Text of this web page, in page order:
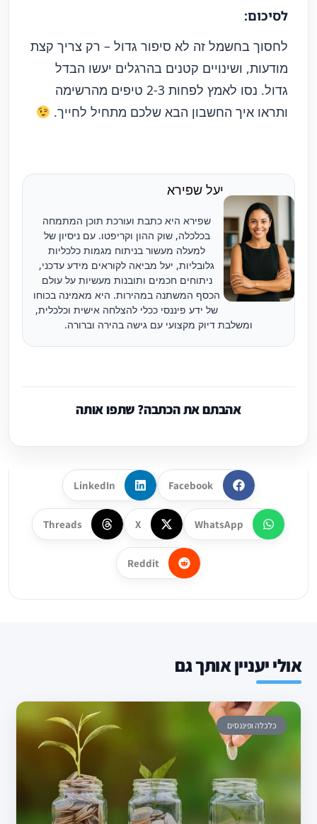
לסיכום:
לחסוך בחשמל זה לא סיפור גדול – רק צריך קצת
מודעות, ושינויים קטנים בהרגלים יעשו הבדל
גדול. נסו לאמץ לפחות 2-3 טיפים מהרשימה
ותראו איך החשבון הבא שלכם מתחיל לחייך.
יעל שפירא
שפירא היא כתבת ועורכת תוכן המתמחה
בכלכלה, שוק ההון וקריפטו. עם ניסיון של
למעלה מעשור בניתוח מגמות כלכליות
גלובליות, יעל מביאה לקוראים מידע עדכני,
ניתוחים חכמים ותובנות מעשיות על עולם
הכסף המשתנה במהירות. היא מאמינה בכוחו
של ידע פיננסי ככלי להצלחה אישית וכלכלית,
ומשלבת דיוק מקצועי עם גישה בהירה וברורה.
אהבתם את הכתבה? שתפו אותה
Facebook
LinkedIn
WhatsApp
X
Threads
Reddit
אולי יעניין אותך גם
כלכלה ופיננסים